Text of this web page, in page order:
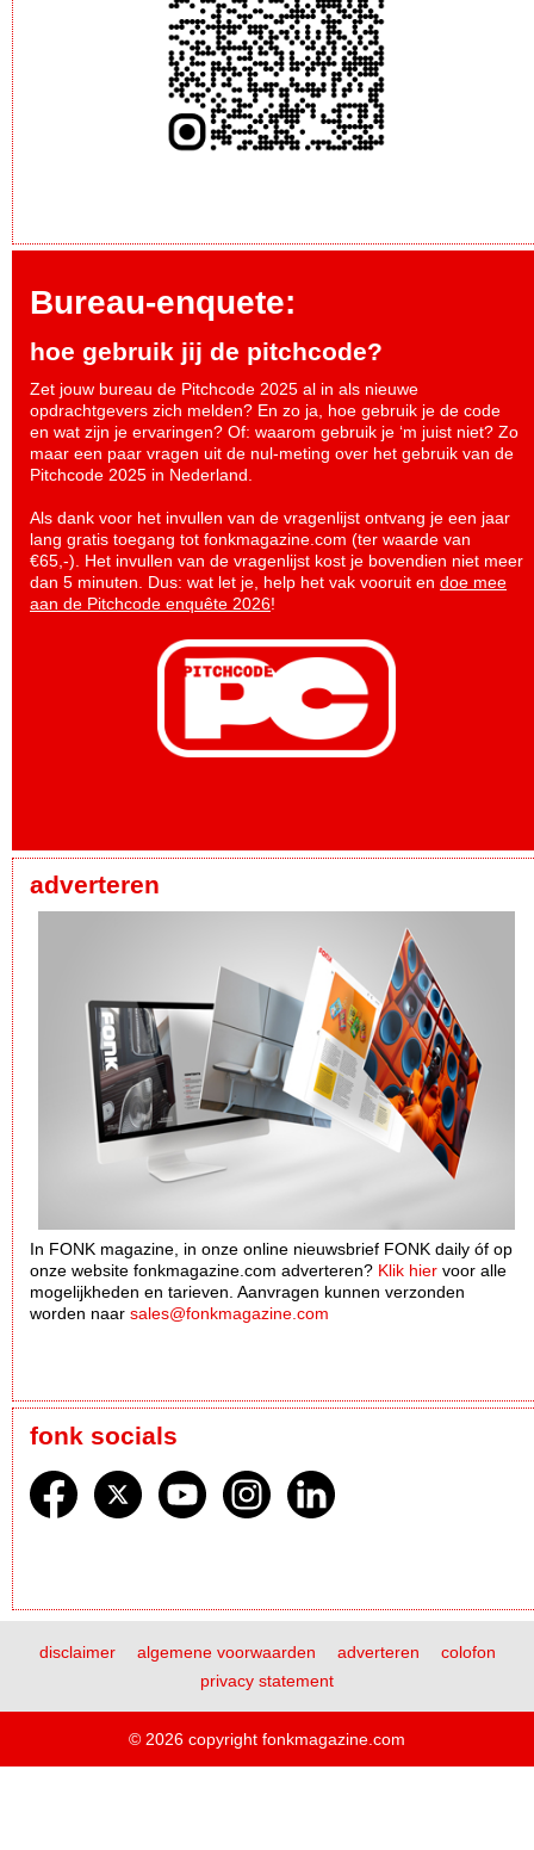
Bureau-enquete:
hoe gebruik jij de pitchcode?
Zet jouw bureau de Pitchcode 2025 al in als nieuwe
opdrachtgevers zich melden? En zo ja, hoe gebruik je de code
en wat zijn je ervaringen? Of: waarom gebruik je ‘m juist niet? Zo
maar een paar vragen uit de nul-meting over het gebruik van de
Pitchcode 2025 in Nederland.
Als dank voor het invullen van de vragenlijst ontvang je een jaar
lang gratis toegang tot fonkmagazine.com (ter waarde van
€65,-). Het invullen van de vragenlijst kost je bovendien niet meer
dan 5 minuten. Dus: wat let je, help het vak vooruit en doe mee
aan de Pitchcode enquête 2026!
adverteren
In FONK magazine, in onze online nieuwsbrief FONK daily óf op
onze website fonkmagazine.com adverteren? Klik hier voor alle
mogelijkheden en tarieven. Aanvragen kunnen verzonden
worden naar sales@fonkmagazine.com
fonk socials
disclaimer algemene voorwaarden adverteren
colofon
privacy statement
© 2026 copyright fonkmagazine.com